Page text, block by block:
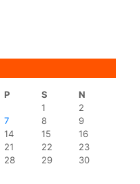
P S
N
1
2
7 8
9
14 15
16
21 22
23
28 29
30